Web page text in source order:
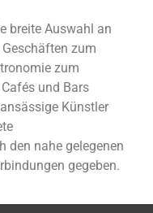
breite Auswahl an
zum
zum
und Bars
Künstler
den nahe gelegenen
gegeben.